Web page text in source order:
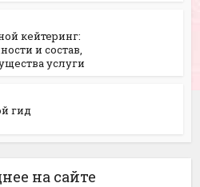
кейтеринг:
и состав,
услуги
гид
на сайте